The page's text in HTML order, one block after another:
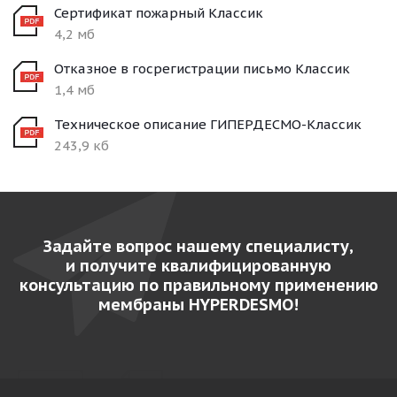
Сертификат пожарный Классик
4,2 мб
Отказное в госрегистрации письмо Классик
1,4 мб
Техническое описание ГИПЕРДЕСМО-Классик
243,9 кб
Задайте вопрос нашему специалисту,
и получите квалифицированную
консультацию по правильному применению
мембраны HYPERDESMO!